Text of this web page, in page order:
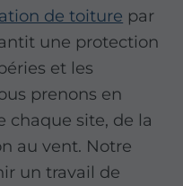
de toiture par
une protection
et les
prenons en
chaque site, de la
au vent. Notre
un travail de